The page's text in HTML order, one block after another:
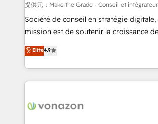
tableaux de bord - Onboarding, audit &
optimisation - Intégrations métiers
e-commerce) - Formation &
et grandes entreprises en France et à
dans des secteurs variés : SaaS,
提供元：Make the Grade - Conseil et
Société de conseil en stratégie
mission est de soutenir la croissance
B2B à travers l’acquisition de nouveaux
l'intégration CRM et le développement
auprès de vos comptes existants. En France et à
l'international, nous travaillons avec
delà d’une simple transformation
Elite4.9